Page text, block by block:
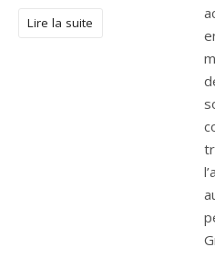
Lire la suite